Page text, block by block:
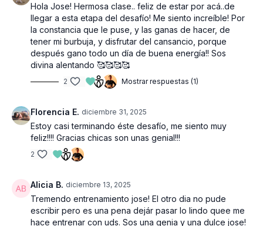
Hola Jose! Hermosa clase.. feliz de estar por acá..de
llegar a esta etapa del desafío! Me siento increíble! Por
la constancia que le puse, y las ganas de hacer, de
tener mi burbuja, y disfrutar del cansancio, porque
después gano todo un día de buena energía!! Sos
divina alentando 🥰🥰🥰🥰
2 Mostrar respuestas (1)
Florencia E. diciembre 31, 2025
Estoy casi terminando éste desafío, me siento muy
feliz!!!! Gracias chicas son unas genial!!!
2
Alicia B. diciembre 13, 2025
Tremendo entrenamiento jose! El otro dia no pude
escribir pero es una pena dejár pasar lo lindo quee me
hace entrenar con uds. Sos una genia y una dulce jose!